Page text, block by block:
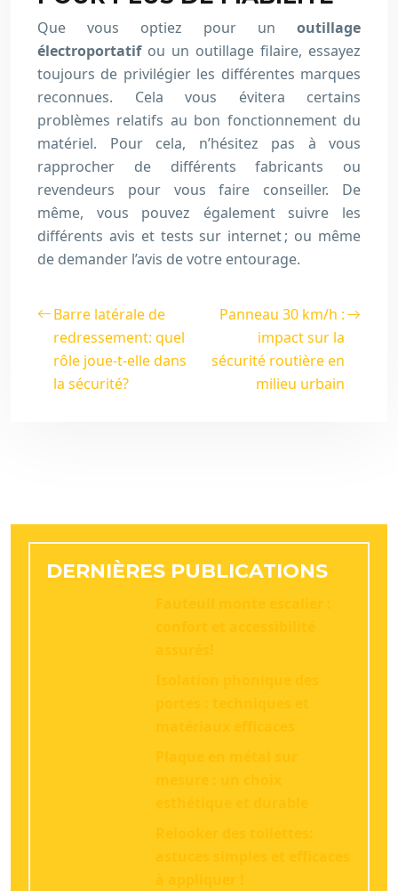
Que vous optiez pour un outillage
électroportatifou un outillage filaire, essayez
toujours de privilégier les différentes marques
reconnues. Cela vous évitera certains
problèmes relatifs au bon fonctionnement du
matériel. Pour cela, n’hésitez pas à vous
rapprocher de différents fabricants ou
revendeurs pour vous faire conseiller. De
même, vous pouvez également suivre les
différents avis et tests sur internet ; ou même
de demander l’avis de votre entourage.
Barre latérale de
redressement: quel
rôle joue-t-elle dans
la sécurité?
Panneau 30 km/h :
impact sur la
sécurité routière en
milieu urbain
DERNIÈRES PUBLICATIONS
Fauteuil monte escalier :
confort et accessibilité
assurés!
Isolation phonique des
portes : techniques et
matériaux efficaces
Plaque en métal sur
mesure : un choix
esthétique et durable
Relooker des toilettes:
astuces simples et efficaces
à appliquer !